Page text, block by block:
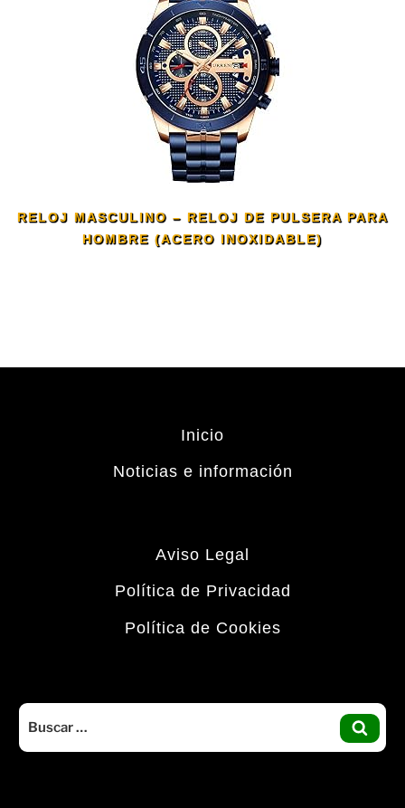
RELOJ MASCULINO – RELOJ DE PULSERA PARA
HOMBRE (ACERO INOXIDABLE)
Inicio
Noticias e información
Aviso Legal
Política de Privacidad
Política de Cookies
Buscar